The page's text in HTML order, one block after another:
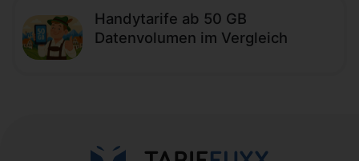
Handytarife ab 50 GB
Datenvolumen im Vergleich